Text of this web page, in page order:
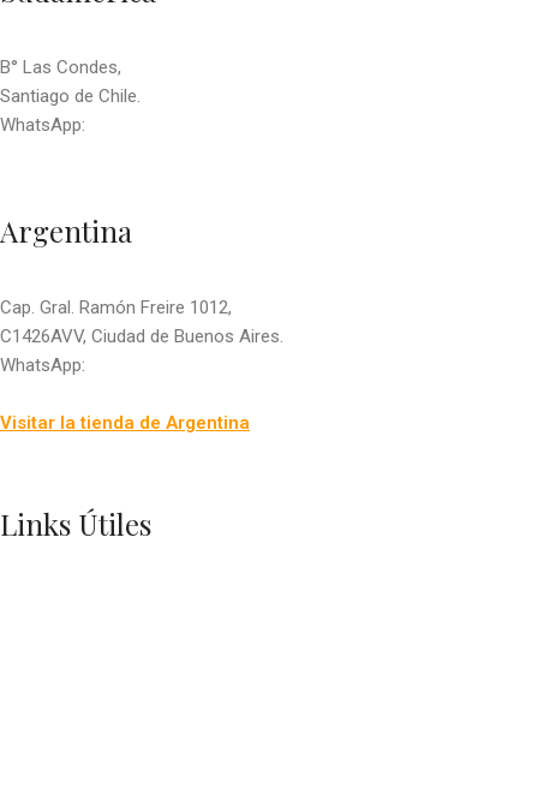
B° Las Condes,
Santiago de Chile.
WhatsApp:
Argentina
Cap. Gral. Ramón Freire 1012,
C1426AVV, Ciudad de Buenos Aires.
WhatsApp:
Visitar la tienda de Argentina
Links Útiles